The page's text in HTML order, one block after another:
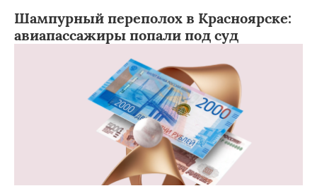
Шампурный переполох в Красноярске:
авиапассажиры попали под суд